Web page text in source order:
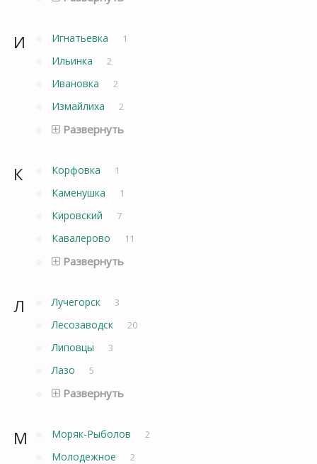
И Игнатьевка 1
Ильинка 2
Ивановка 2
Измайлиха 2
Развернуть
К Корфовка 1
Каменушка 1
Кировский 7
Кавалерово 11
Развернуть
Л Лучегорск 3
Лесозаводск 20
Липовцы 3
Лазо 5
Развернуть
М Моряк-Рыболов 2
Молодежное 2